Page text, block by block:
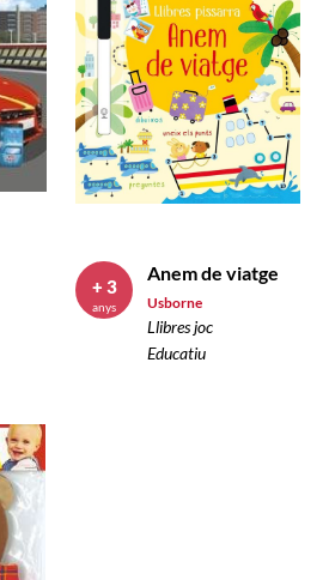
Anem de viatge
Usborne
Llibres joc
Educatiu
+ 3
anys